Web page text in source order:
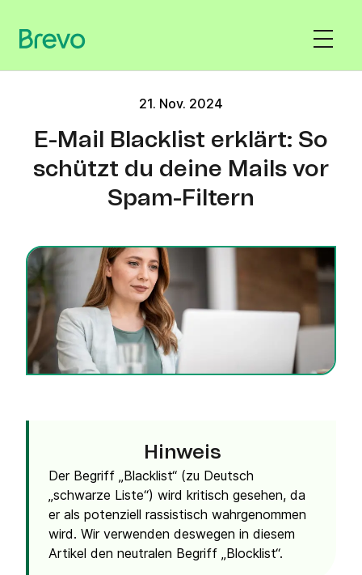
21. Nov. 2024
E-Mail Blacklist erklärt: So
schützt du deine Mails vor
Spam-Filtern
Hinweis
Der Begriff „Blacklist“ (zu Deutsch
„schwarze Liste“) wird kritisch gesehen, da
er als potenziell rassistisch wahrgenommen
wird. Wir verwenden deswegen in diesem
Artikel den neutralen Begriff „Blocklist“.